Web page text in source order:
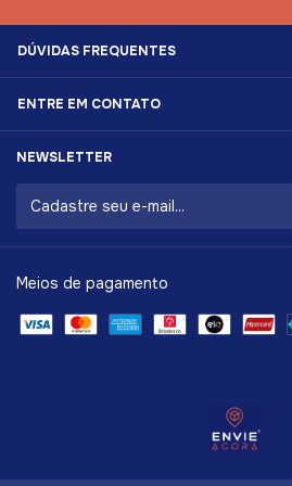
DÚVIDAS FREQUENTES
ENTRE EM CONTATO
NEWSLETTER
Meios de pagamento